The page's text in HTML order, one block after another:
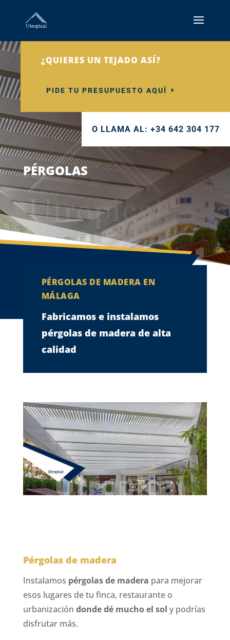
¿QUIERES UN TEJADO ASÍ?
PIDE TU PRESUPUESTO AQUÍ
O LLAMA AL: +34 642 304 177
PÉRGOLAS
PÉRGOLAS DE MADERA EN
MÁLAGA
Fabricamos e instalamos
pérgolas de madera de alta
calidad
Pérgolas de madera
Instalamos pérgolas de madera para mejorar
esos lugares de tu finca, restaurante o
urbanización donde dé mucho el sol y podrías
disfrutar más.